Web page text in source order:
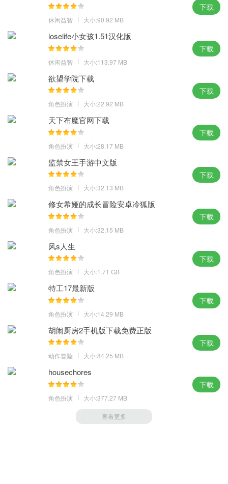
休闲益智 大小:90.92 MB
下载
loselife小女孩1.51汉化版
休闲益智 大小:113.97 MB
下载
欲望学院下载
角色扮演 大小:22.92 MB
下载
天下布魔官网下载
角色扮演 大小:28.17 MB
下载
监禁女王手游中文版
角色扮演 大小:32.13 MB
下载
修女希娅的成长冒险安卓冷狐版
角色扮演 大小:32.15 MB
下载
风s人生
角色扮演 大小:1.71 GB
下载
特工17最新版
角色扮演 大小:14.29 MB
下载
胡闹厨房2手机版下载免费正版
动作冒险 大小:84.25 MB
下载
housechores
角色扮演 大小:377.27 MB
下载
查看更多